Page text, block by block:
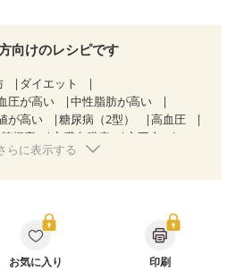
向けのレシピです
ダイエット
圧が高い
中性脂肪が高い
が高い 糖尿病（2型）
高血圧
筋梗塞 心臓弁膜症
心不全
性膵炎（移行期・寛解期）
乳がん（抗がん剤治療中）
乳がん（放射線治療中）
観察中の方など
らに表示する
お気に入り 印刷